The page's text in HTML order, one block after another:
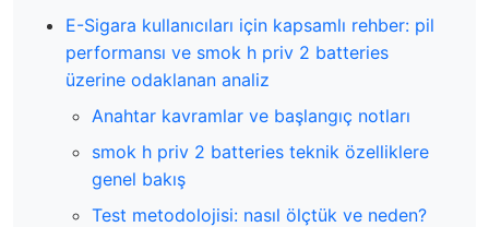
E-Sigara kullanıcıları için kapsamlı rehber: pil
performansı ve smok h priv 2 batteries
üzerine odaklanan analiz
Anahtar kavramlar ve başlangıç notları
smok h priv 2 batteries teknik özelliklere
genel bakış
Test metodolojisi: nasıl ölçtük ve neden?